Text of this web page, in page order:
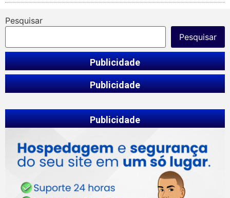
Pesquisar
Pesquisar
Publicidade
Publicidade
Publicidade